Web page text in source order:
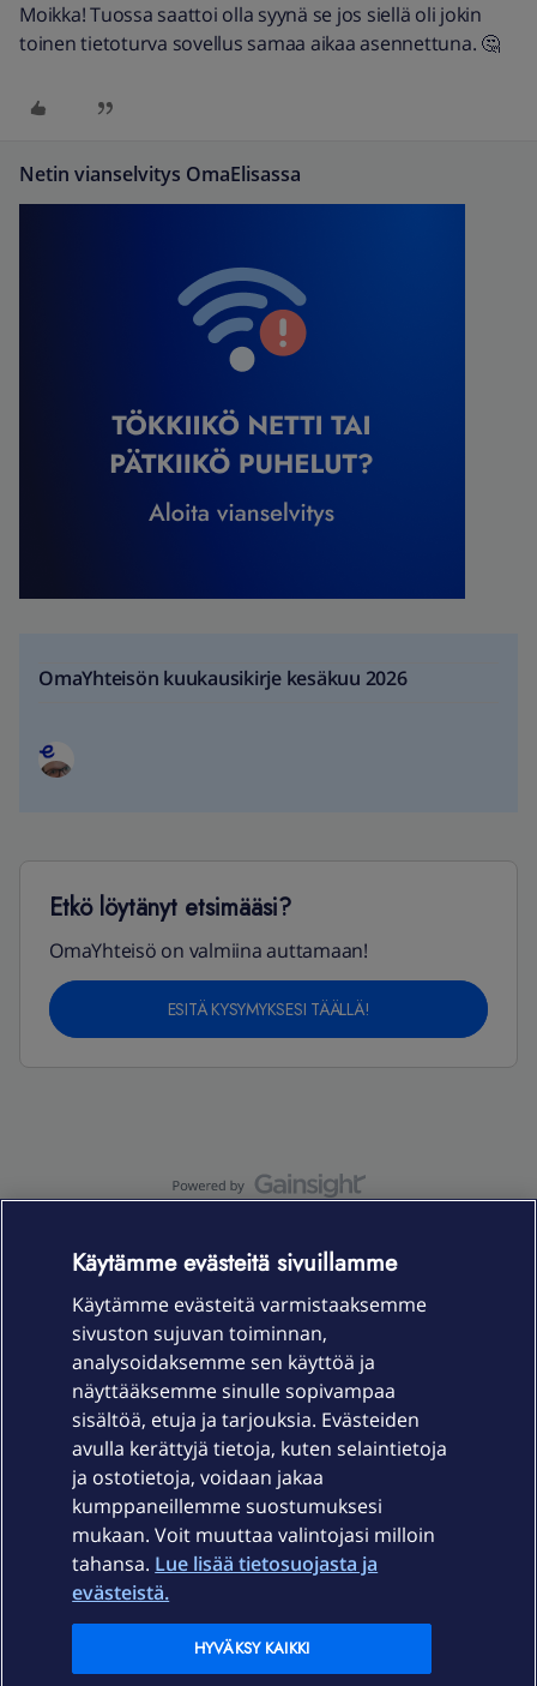
Moikka! Tuossa saattoi olla syynä se jos siellä oli jokin
toinen tietoturva sovellus samaa aikaa asennettuna. 🤔
Netin vianselvitys OmaElisassa
OmaYhteisön kuukausikirje kesäkuu 2026
Etkö löytänyt etsimääsi?
OmaYhteisö on valmiina auttamaan!
ESITÄ KYSYMYKSESI TÄÄLLÄ!
Laitteet & liittymät
Palvelut
Ajankohtaista
Elisa Oyj
Käytämme evästeitä sivuillamme
Käytämme evästeitä varmistaaksemme
sivuston sujuvan toiminnan,
analysoidaksemme sen käyttöä ja
näyttääksemme sinulle sopivampaa
sisältöä, etuja ja tarjouksia. Evästeiden
avulla kerättyjä tietoja, kuten selaintietoja
ja ostotietoja, voidaan jakaa
kumppaneillemme suostumuksesi
mukaan. Voit muuttaa valintojasi milloin
tahansa. Lue lisää tietosuojasta ja
evästeistä.
HYVÄKSY KAIKKI